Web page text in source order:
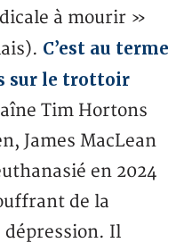
à mourir »
C’est au terme
sur le trottoir
Tim Hortons
James MacLean
en 2024
de la
dépression. Il